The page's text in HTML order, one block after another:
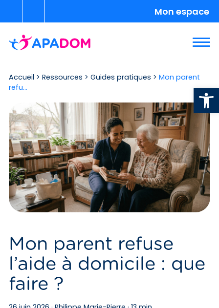
Mon espace
Accueil > Ressources > Guides pratiques > Mon parent
refu…
Mon parent refuse
l’aide à domicile : que
faire ?
Ouvrir